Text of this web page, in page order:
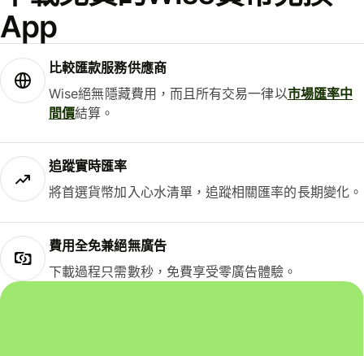
App
比較匯款服務供應商
Wise絕無隱藏費用，而且所有交易一律以市場匯率中
間價結算。
追蹤實時匯率
將首選貨幣加入心水清單，追蹤相關匯率的長期變化。
費用全免兼絕無廣告
下載過程只需數秒，免費享受零廣告體驗。